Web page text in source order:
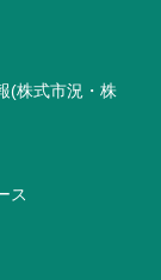
(株式市況・株
ス